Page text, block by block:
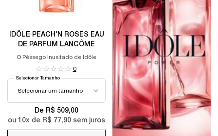
IDÔLE PEACH'N ROSES EAU
DE PARFUM LANCÔME
O Pêssego Inusitado de Idôle
0
Selecionar Tamanho
De R$ 509,00
ou 10x de R$ 77,90 sem juros